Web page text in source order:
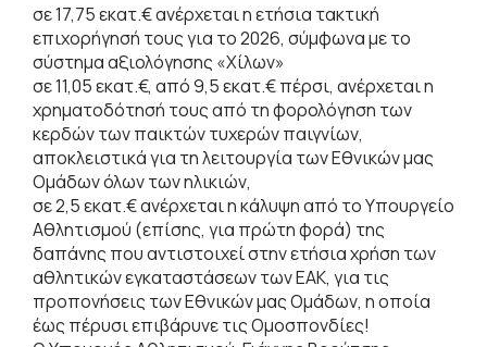
σε 17,75 εκατ.€ ανέρχεται η ετήσια τακτική
επιχορήγησή τους για το 2026, σύμφωνα με το
σύστημα αξιολόγησης «Χίλων»
σε 11,05 εκατ.€, από 9,5 εκατ.€ πέρσι, ανέρχεται η
χρηματοδότησή τους από τη φορολόγηση των
κερδών των παικτών τυχερών παιγνίων,
αποκλειστικά για τη λειτουργία των Εθνικών μας
Ομάδων όλων των ηλικιών,
σε 2,5 εκατ.€ ανέρχεται η κάλυψη από το Υπουργείο
Αθλητισμού (επίσης, για πρώτη φορά) της
δαπάνης που αντιστοιχεί στην ετήσια χρήση των
αθλητικών εγκαταστάσεων των ΕΑΚ, για τις
προπονήσεις των Εθνικών μας Ομάδων, η οποία
έως πέρυσι επιβάρυνε τις Ομοσπονδίες!